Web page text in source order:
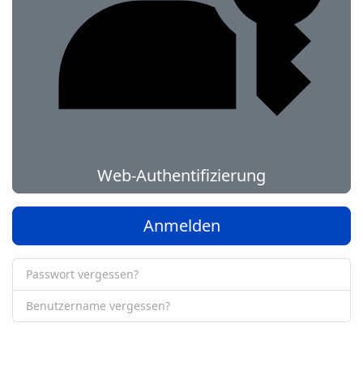
Web-Authentifizierung
Anmelden
Passwort vergessen?
Benutzername vergessen?